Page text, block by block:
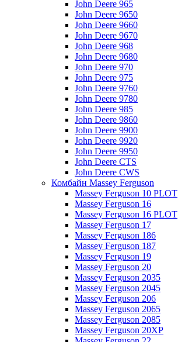
John Deere 965
John Deere 9650
John Deere 9660
John Deere 9670
John Deere 968
John Deere 9680
John Deere 970
John Deere 975
John Deere 9760
John Deere 9780
John Deere 985
John Deere 9860
John Deere 9900
John Deere 9920
John Deere 9950
John Deere CTS
John Deere CWS
Комбайн Massey Ferguson
Massey Ferguson 10 PLOT
Massey Ferguson 16
Massey Ferguson 16 PLOT
Massey Ferguson 17
Massey Ferguson 186
Massey Ferguson 187
Massey Ferguson 19
Massey Ferguson 20
Massey Ferguson 2035
Massey Ferguson 2045
Massey Ferguson 206
Massey Ferguson 2065
Massey Ferguson 2085
Massey Ferguson 20XP